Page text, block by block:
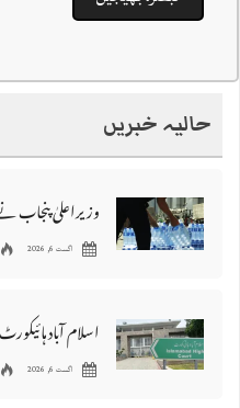
حالیہ خبریں
اگست 6, 2026
اگست 6, 2026